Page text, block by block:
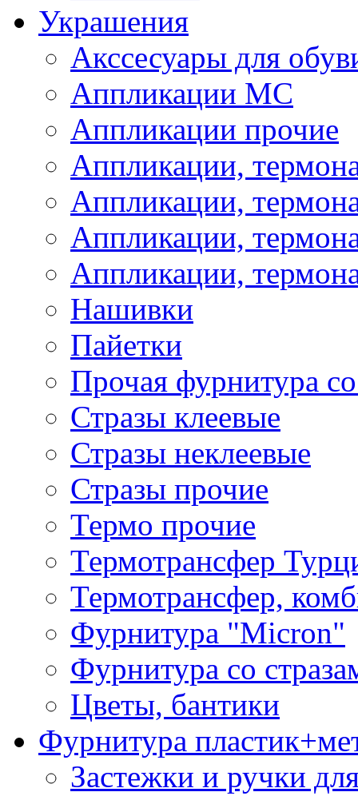
Украшения
Акссесуары для
Аппликации МС
Аппликации прочие
Аппликации,
Аппликации,
Аппликации,
Аппликации,
Нашивки
Пайетки
Прочая фурнитура
Стразы клеевые
Стразы неклеевые
Стразы прочие
Термо прочие
Термотрансфер
Термотрансфер,
Фурнитура "Micron"
Фурнитура со
Цветы, бантики
Фурнитура
Застежки и ручки